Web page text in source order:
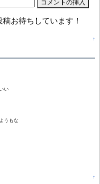
お待ちしています！
↑
い
うもな
↑